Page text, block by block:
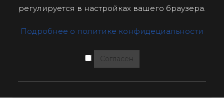
регулируется в настройках вашего браузера.
Подробнее о политике конфидециальности
Согласен